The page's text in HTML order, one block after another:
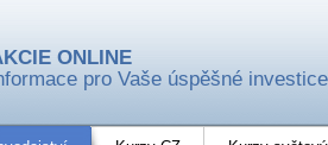
ONLINE
pro Vaše úspěšné investice